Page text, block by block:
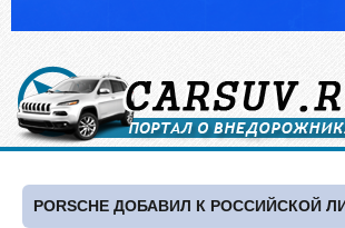
PORSCHE ДОБАВИЛ К РОССИЙСКОЙ